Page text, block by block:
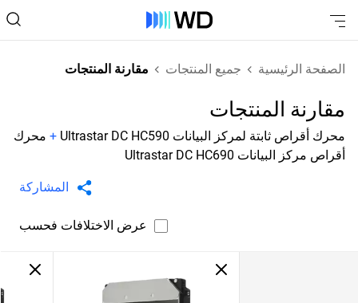
الصفحة الرئيسية جميع المنتجات مقارنة المنتجات
مقارنة المنتجات
محرك أقراص ثابتة لمركز البيانات Ultrastar DC HC590 + محرك
أقراص مركز البيانات Ultrastar DC HC690
المشاركة
عرض الاختلافات فحسب